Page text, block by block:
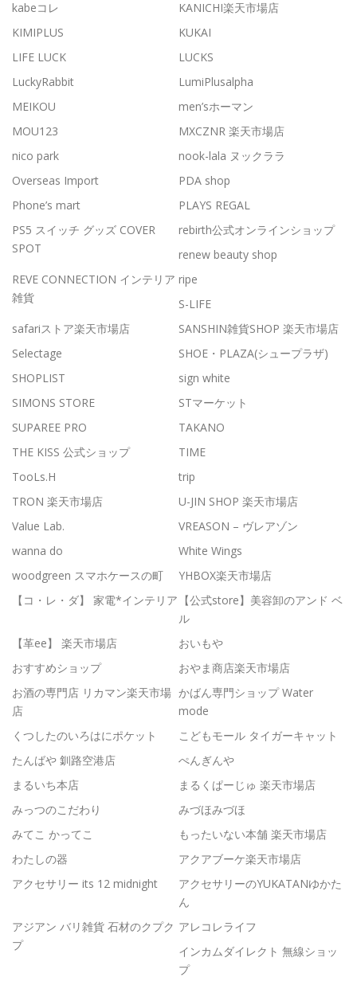
kabeコレ
KANICHI楽天市場店
KIMIPLUS
KUKAI
LIFE LUCK
LUCKS
LuckyRabbit
LumiPlusalpha
MEIKOU
men’sホーマン
MOU123
MXCZNR 楽天市場店
nico park
nook-lala ヌックララ
Overseas Import
PDA shop
Phone’s mart
PLAYS REGAL
PS5 スイッチ グッズ COVER
SPOT
rebirth公式オンラインショップ
renew beauty shop
REVE CONNECTION インテリア
雑貨
ripe
S-LIFE
safariストア楽天市場店
SANSHIN雑貨SHOP 楽天市場店
Selectage
SHOE・PLAZA(シュープラザ)
SHOPLIST
sign white
SIMONS STORE
STマーケット
SUPAREE PRO
TAKANO
THE KISS 公式ショップ
TIME
TooLs.H
trip
TRON 楽天市場店
U-JIN SHOP 楽天市場店
Value Lab.
VREASON – ヴレアゾン
wanna do
White Wings
woodgreen スマホケースの町
YHBOX楽天市場店
【コ・レ・ダ】 家電*インテリア 【公式store】美容卸のアンド ベ
ル
【革ee】 楽天市場店
おいもや
おすすめショップ
おやま商店楽天市場店
お酒の専門店 リカマン楽天市場
店
かばん専門ショップ Water
mode
くつしたのいろはにポケット
こどもモール タイガーキャット
たんばや 釧路空港店
ぺんぎんや
まるいち本店
まるくぱーじゅ 楽天市場店
みっつのこだわり
みづほみづほ
みてこ かってこ
もったいない本舗 楽天市場店
わたしの器
アクアブーケ楽天市場店
アクセサリー its 12 midnight
アクセサリーのYUKATANゆかた
ん
アジアン バリ雑貨 石材のクプク
プ
アレコレライフ
インカムダイレクト 無線ショッ
プ